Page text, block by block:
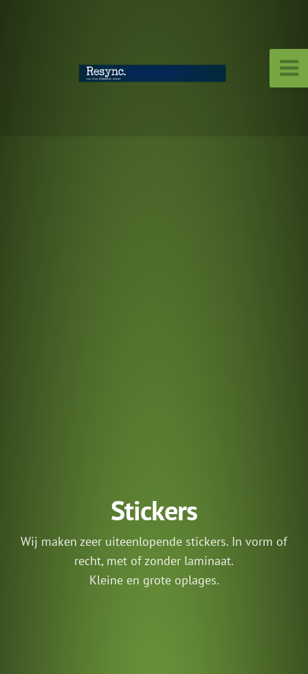
Stickers
Wij maken zeer uiteenlopende stickers. In vorm of
recht, met of zonder laminaat.
Kleine en grote oplages.